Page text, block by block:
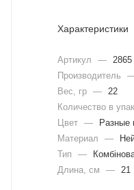
Характеристики
Артикул —
2865
Производитель
Вес, гр —
22
Количество в
Цвет —
Разные
Материал
—
Тип
—
Длина, cм
— 21